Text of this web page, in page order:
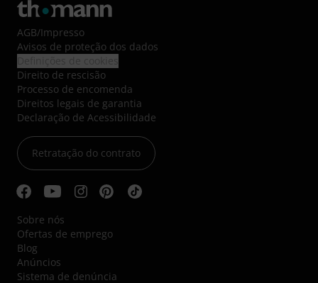
AGB/Impresso
Avisos de proteção dos dados
Direito de rescisão
Processo de encomenda
Direitos legais de garantia
Declaração de Acessibilidade
Retratação do contrato
Sobre nós
Ofertas de emprego
Blog
Anúncios
Sistema de denúncia